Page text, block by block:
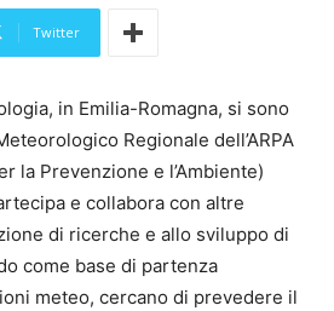
Twitter
in Emilia-Romagna, si sono
Regionale dell’ARPA
la Prevenzione e l’Ambiente)
e collabora con altre
di ricerche e allo sviluppo di
come base di partenza
meteo, cercano di prevedere il